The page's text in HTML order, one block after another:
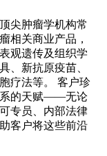
尖肿瘤学机构常
相关商业产品，
观遗传及组织学
、新抗原疫苗、
疗法等。 客户珍
系的天赋——无论
专员、内部法律
客户将这些前沿